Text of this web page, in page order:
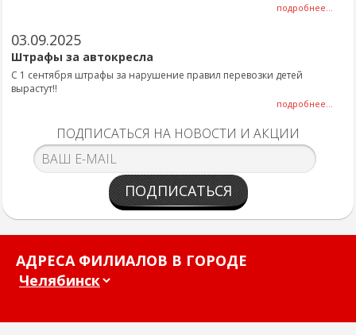
подробнее...
03.09.2025
Штрафы за автокресла
С 1 сентября штрафы за нарушение правил перевозки детей
вырастут!!
подробнее...
ПОДПИСАТЬСЯ НА НОВОСТИ И АКЦИИ
ПОДПИСАТЬСЯ
АДРЕСА ФИЛИАЛОВ В ГОРОДЕ